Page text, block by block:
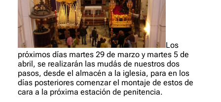
Los
próximos días martes 29 de marzo y martes 5 de
abril, se realizarán las mudás de nuestros dos
pasos, desde el almacén a la iglesia, para en los
días posteriores comenzar el montaje de estos de
cara a la próxima estación de penitencia.